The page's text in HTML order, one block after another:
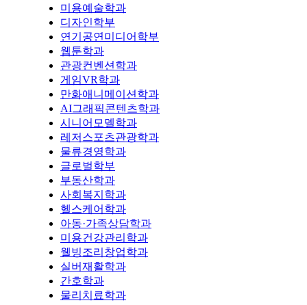
미용예술학과
디자인학부
연기공연미디어학부
웹툰학과
관광컨벤션학과
게임VR학과
만화애니메이션학과
AI그래픽콘텐츠학과
시니어모델학과
레저스포츠관광학과
물류경영학과
글로벌학부
부동산학과
사회복지학과
헬스케어학과
아동·가족상담학과
미용건강관리학과
웰빙조리창업학과
실버재활학과
간호학과
물리치료학과